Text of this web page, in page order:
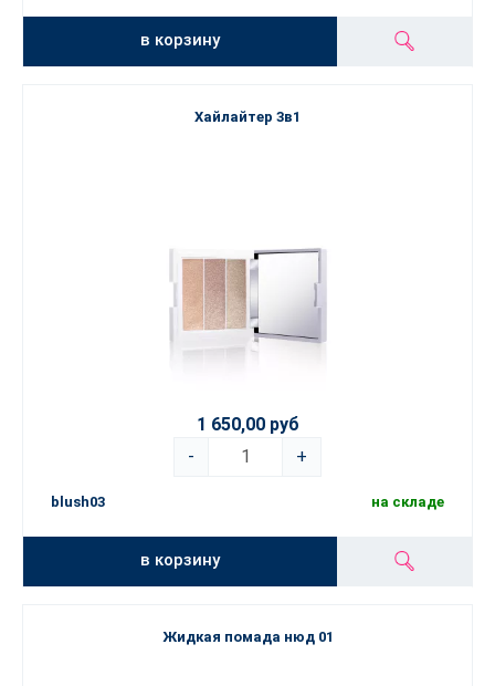
в корзину
Хайлайтер 3в1
1 650,00 руб
-
+
blush03 на складе
в корзину
Жидкая помада нюд 01